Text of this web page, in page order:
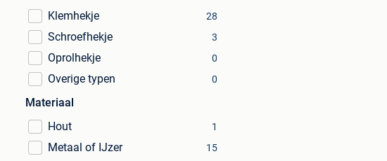
Klemhekje
28
Schroefhekje 3
Oprolhekje 0
Overige typen 0
Materiaal
Hout
1
Metaal of IJzer 15